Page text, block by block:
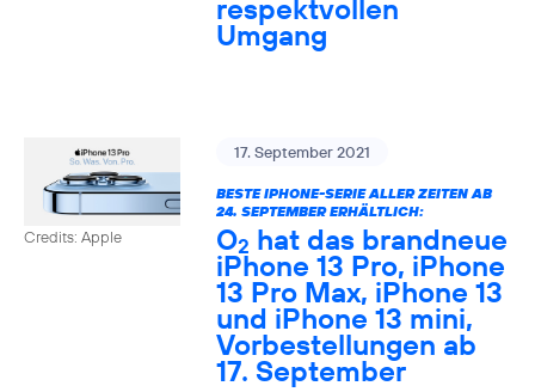
respektvollen
Umgang
Credits: Apple
17. September 2021
BESTE IPHONE-SERIE ALLER ZEITEN AB
24. SEPTEMBER ERHÄLTLICH:
O2 hat das brandneue
iPhone 13 Pro, iPhone
13 Pro Max, iPhone 13
und iPhone 13 mini,
Vorbestellungen ab
17. September